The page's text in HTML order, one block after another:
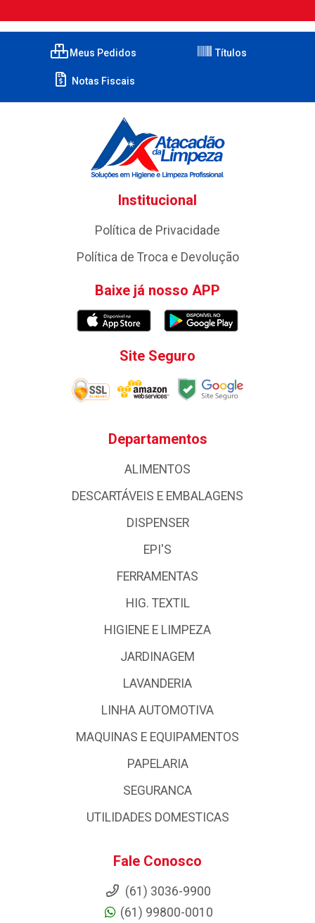
Meus Pedidos Títulos
Notas Fiscais
Institucional
Política de Privacidade
Política de Troca e Devolução
Baixe já nosso APP
Site Seguro
Departamentos
ALIMENTOS
DESCARTÁVEIS E EMBALAGENS
DISPENSER
EPI'S
FERRAMENTAS
HIG. TEXTIL
HIGIENE E LIMPEZA
JARDINAGEM
LAVANDERIA
LINHA AUTOMOTIVA
MAQUINAS E EQUIPAMENTOS
PAPELARIA
SEGURANCA
UTILIDADES DOMESTICAS
Fale Conosco
(61) 3036-9900
(61) 99800-0010